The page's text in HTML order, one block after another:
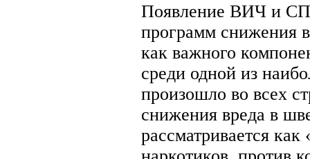
Появление ВИЧ и
программ снижения
как важного
среди одной из
произошло во всех
снижения вреда в
рассматривается